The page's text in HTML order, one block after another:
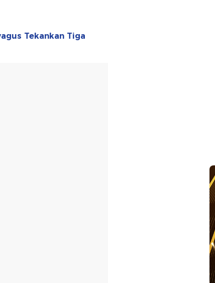
Tekankan Tiga